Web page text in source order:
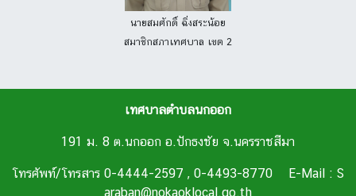
นายสมศักดิ์ ฉิ่งสระน้อย
สมาชิกสภาเทศบาล เขต 2
เทศบาลตำบลนกออก
191 ม. 8 ต.นกออก อ.ปักธงชัย จ.นครราชสีมา
โทรศัพท์/โทรสาร 0-4444-2597 , 0-4493-8770 E-Mail : S
araban@nokaoklocal.go.th